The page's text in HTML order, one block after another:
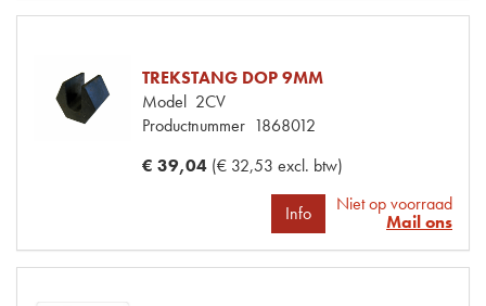
TREKSTANG DOP 9MM
Model 2CV
Productnummer 1868012
€ 39,04 (€ 32,53 excl. btw)
Info
Niet op voorraad
Mail ons